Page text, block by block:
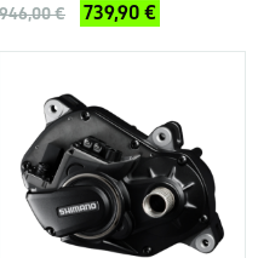
946,00 € 739,90 €